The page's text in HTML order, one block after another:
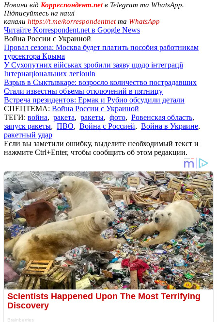
Новини від Корреспондент.netв Telegram та WhatsApp.
Підписуйтесь на наші
канали https://t.me/korrespondentnetта WhatsApp
Читайте Korrespondent.net в Google News
Война России с Украиной
Провал сезона: Москва будет платить пособия работникам
турсектора Крыма
У Сухопутних військах зробили заяву щодо інтеграції
Інтернаціональних легіонів
Взрыв в Сыктывкаре: возросло количество пострадавших
Стали известны объемы отключений в пятницу
Встреча президентов: Ермак и Рубио обсудили детали
СПЕЦТЕМА: Война России с Украиной
ТЕГИ: война, ракета, ракеты, фото, Ровенская область,
запуск ракеты, ПВО, Война с Россией, Война в Украине,
ракетный удар
Если вы заметили ошибку, выделите необходимый текст и
нажмите Ctrl+Enter, чтобы сообщить об этом редакции.